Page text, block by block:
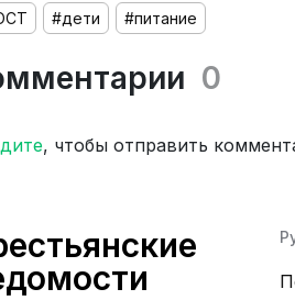
#дети #питание
0
, чтобы отправить